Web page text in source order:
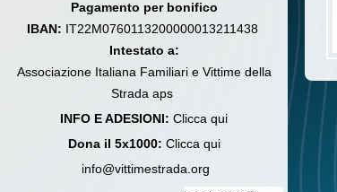
Pagamento per bonifico
IBAN: IT22M0760113200000013211438
Intestato a:
Associazione Italiana Familiari e Vittime della
Strada aps
INFO E ADESIONI: Clicca qui
Dona il 5x1000: Clicca qui
info@vittimestrada.org